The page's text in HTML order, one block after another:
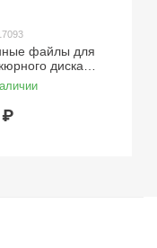
файлы для
диска
L 240 грит PDF-
Сталекс
₽